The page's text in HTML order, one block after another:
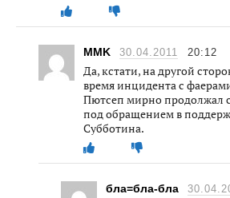
MMK 30.04.2011 20:12
Да, кстати, на другой
время инцидента с
Пютсеп мирно продолжал
под обращением в
Субботина.
бла=бла-бла